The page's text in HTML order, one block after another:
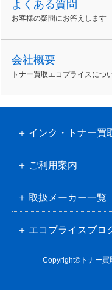
よくある質問
お客様の疑問にお答えします
会社概要
トナー買取エコプライスにつ
インク・トナー買
ご利用案内
取扱メーカー一覧
エコプライスブロ
Copyright©トナー買